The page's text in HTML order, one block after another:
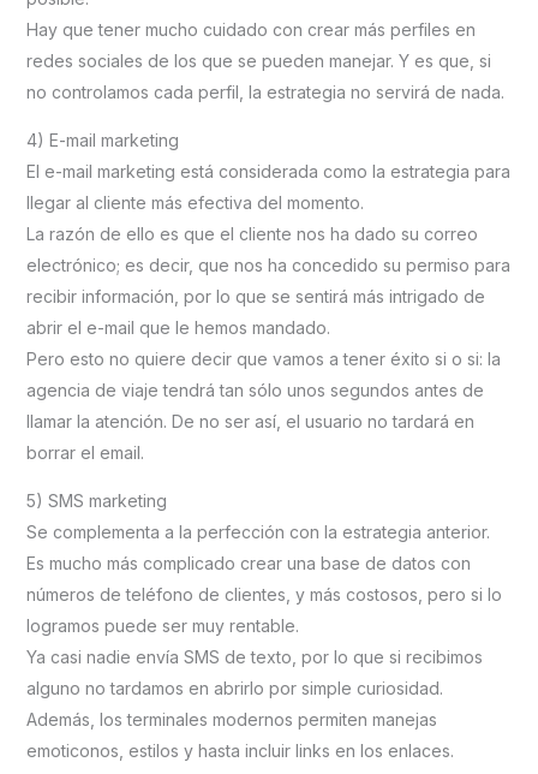
Hay que tener mucho cuidado con crear más perfiles en
redes sociales de los que se pueden manejar. Y es que, si
no controlamos cada perfil, la estrategia no servirá de nada.
4) E-mail marketing
El e-mail marketing está considerada como la estrategia para
llegar al cliente más efectiva del momento.
La razón de ello es que el cliente nos ha dado su correo
electrónico; es decir, que nos ha concedido su permiso para
recibir información, por lo que se sentirá más intrigado de
abrir el e-mail que le hemos mandado.
Pero esto no quiere decir que vamos a tener éxito si o si: la
agencia de viaje tendrá tan sólo unos segundos antes de
llamar la atención. De no ser así, el usuario no tardará en
borrar el email.
5) SMS marketing
Se complementa a la perfección con la estrategia anterior.
Es mucho más complicado crear una base de datos con
números de teléfono de clientes, y más costosos, pero si lo
logramos puede ser muy rentable.
Ya casi nadie envía SMS de texto, por lo que si recibimos
alguno no tardamos en abrirlo por simple curiosidad.
Además, los terminales modernos permiten manejas
emoticonos, estilos y hasta incluir links en los enlaces.